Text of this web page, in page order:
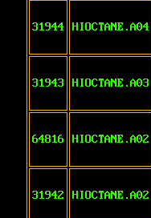
31944 HIOCTANE.A04
31943 HIOCTANE.A03
64816 HIOCTANE.A02
31942 HIOCTANE.A02